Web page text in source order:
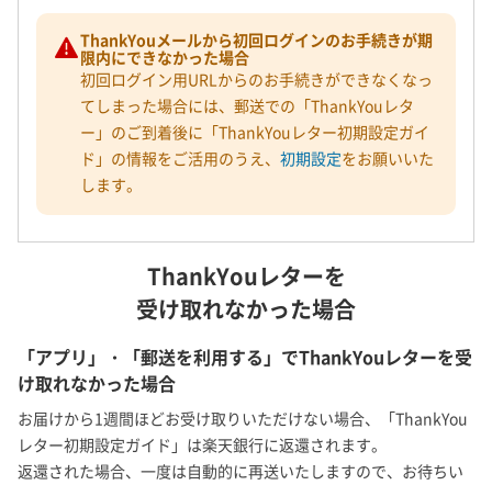
ThankYouメールから初回ログインのお手続きが期
限内にできなかった場合
初回ログイン用URLからのお手続きができなくなっ
てしまった場合には、郵送での「ThankYouレタ
ー」のご到着後に「ThankYouレター初期設定ガイ
ド」の情報をご活用のうえ、 初期設定をお願いいた
します。
ThankYouレターを
受け取れなかった場合
「アプリ」・「郵送を利用する」でThankYouレターを受
け取れなかった場合
お届けから1週間ほどお受け取りいただけない場合、「ThankYou
レター初期設定ガイド」は楽天銀行に返還されます。
返還された場合、一度は自動的に再送いたしますので、お待ちい